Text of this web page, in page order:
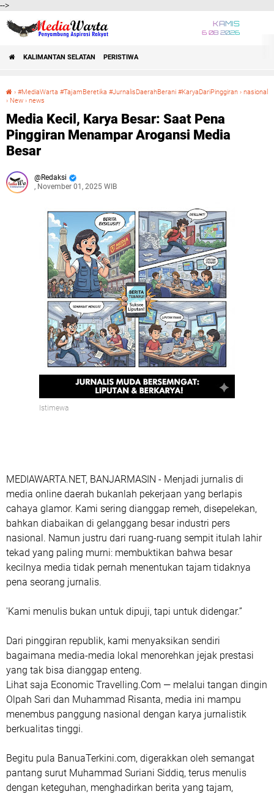
-->
KAMIS
6 08 2026
KALIMANTAN SELATAN PERISTIWA
› #MediaWarta #TajamBeretika #JurnalisDaerahBerani #KaryaDariPinggiran › nasional
› New › news
Media Kecil, Karya Besar: Saat Pena
Pinggiran Menampar Arogansi Media
Besar
Redaksi
, November 01, 2025 WIB
Istimewa
MEDIAWARTA.NET, BANJARMASIN - Menjadi jurnalis di
media online daerah bukanlah pekerjaan yang berlapis
cahaya glamor. Kami sering dianggap remeh, disepelekan,
bahkan diabaikan di gelanggang besar industri pers
nasional. Namun justru dari ruang-ruang sempit itulah lahir
tekad yang paling murni: membuktikan bahwa besar
kecilnya media tidak pernah menentukan tajam tidaknya
pena seorang jurnalis.
'Kami menulis bukan untuk dipuji, tapi untuk didengar.”
Dari pinggiran republik, kami menyaksikan sendiri
bagaimana media-media lokal menorehkan jejak prestasi
yang tak bisa dianggap enteng.
Lihat saja Economic Travelling.Com — melalui tangan dingin
Olpah Sari dan Muhammad Risanta, media ini mampu
menembus panggung nasional dengan karya jurnalistik
berkualitas tinggi.
Begitu pula BanuaTerkini.com, digerakkan oleh semangat
pantang surut Muhammad Suriani Siddiq, terus menulis
dengan keteguhan, menghadirkan berita yang tajam,